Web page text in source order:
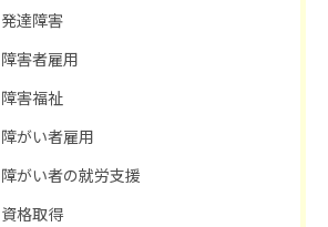
発達障害
障害者雇用
障害福祉
障がい者雇用
障がい者の就労支援
資格取得